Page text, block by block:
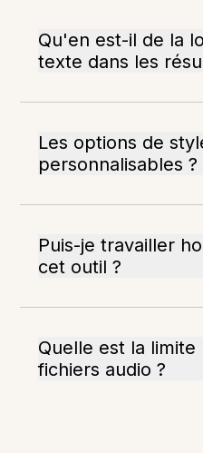
Qu'en est-il de la
texte dans les
Les options de
personnalisables ?
Puis-je travailler
cet outil ?
Quelle est la limite
fichiers audio ?